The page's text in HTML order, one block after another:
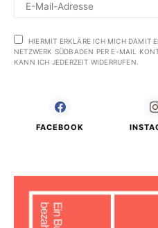
HIERMIT ERKLÄRE ICH MICH DAMIT
NETZWERK SÜDBADEN PER E-MAIL
KANN ICH JEDERZEIT WIDERRUFEN.
FACEBOOK